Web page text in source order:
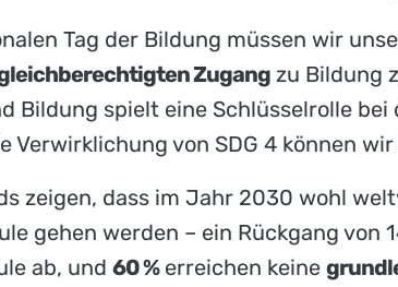
Tag der Bildung müssen wir
Zugang zu Bildung
Bildung spielt eine Schlüsselrolle
Verwirklichung von SDG 4 können wir
zeigen, dass im Jahr 2030 wohl
gehen werden – ein Rückgang von
ab, und 60 %erreichen keine